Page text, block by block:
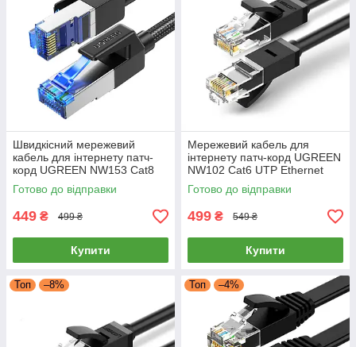
Швидкісний мережевий
кабель для інтернету патч-
корд UGREEN NW153 Cat8
F/FTP 40Gb/s Lan Ethernet
Cable 2 метри (чорний)
Готово до відправки
449 ₴ 499 ₴
Купити
Мережевий кабель для
інтернету патч-корд UGREEN
NW102 Cat6 UTP Ethernet
Cable 15 метрів (чорний)
Готово до відправки
499 ₴ 549 ₴
Купити
Топ –8% Топ –4%